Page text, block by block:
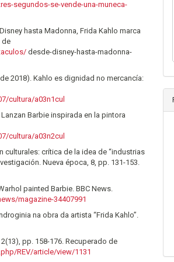
segundos-se-vende-una-muneca-
hasta Madonna, Frida Kahlo marca
de
desde-disney-hasta-madonna-
2018). Kahlo es dignidad no mercancía:
cultura/a03n1cul
Barbie inspirada en la pintora
cultura/a03n2cul
culturales: crítica de la idea de “industrias
Nueva época, 8, pp. 131-153.
painted Barbie. BBC News.
magazine-34407991
na obra da artista “Frida Kahlo”.
pp. 158-176. Recuperado de
REV/article/view/1131